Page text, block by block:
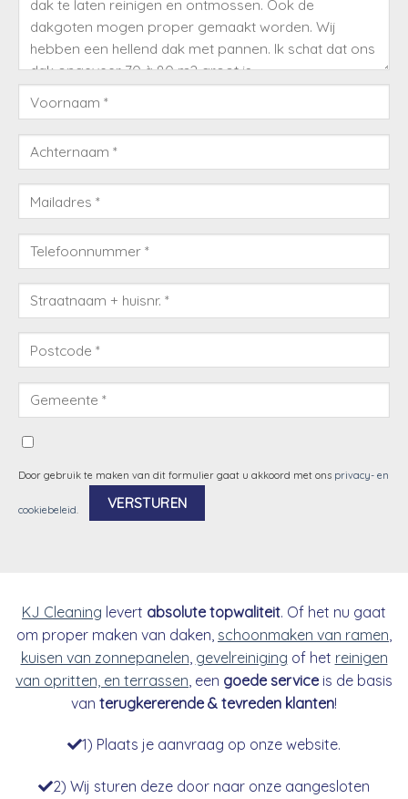
Door gebruik te maken van dit formulier gaat u akkoord met ons privacy- en
cookiebeleid.
KJ Cleaning levert absolute topwaliteit. Of het nu gaat
om proper maken van daken, schoonmaken van ramen
kuisen van zonnepanelen gevelreiniging of het reinigen
van opritten, en terrassen , een goede serviceis de basis
van terugkererende & tevreden klanten!
1) Plaats je aanvraag op onze website.
2) Wij sturen deze door naar onze aangesloten